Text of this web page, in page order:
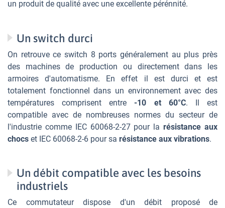
un produit de qualité avec une excellente pérénnité.
Un switch durci
On retrouve ce switch 8 ports généralement au plus près
des machines de production ou directement dans les
armoires d'automatisme. En effet il est durci et est
totalement fonctionnel dans un environnement avec des
températures comprisent entre-10 et 60°C. Il est
compatible avec de nombreuses normes du secteur de
l'industrie comme IEC 60068-2-27 pour larésistance aux
chocs et IEC 60068-2-6 pour sa résistance aux vibrations.
Un débit compatible avec les besoins
industriels
Ce commutateur dispose d'un débit proposé de